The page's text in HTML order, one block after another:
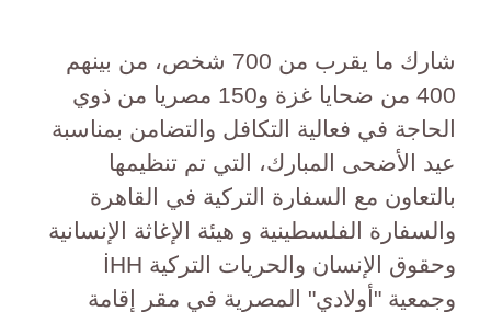
شارك ما يقرب من 700 شخص، من بينهم
400 من ضحايا غزة و150 مصريا من ذوي
الحاجة في فعالية التكافل والتضامن بمناسبة
عيد الأضحى المبارك، التي تم تنظيمها
بالتعاون مع السفارة التركية في القاهرة
والسفارة الفلسطينية و هيئة الإغاثة الإنسانية
وحقوق الإنسان والحريات التركية İHH
وجمعية "أولادي" المصرية في مقر إقامة